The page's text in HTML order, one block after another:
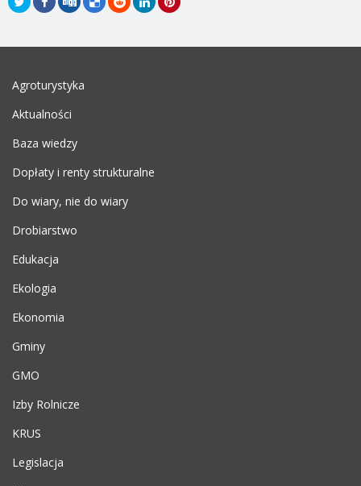
Agroturystyka
Aktualności
Baza wiedzy
Dopłaty i renty strukturalne
Do wiary, nie do wiary
Drobiarstwo
Edukacja
Ekologia
Ekonomia
Gminy
GMO
Izby Rolnicze
KRUS
Legislacja